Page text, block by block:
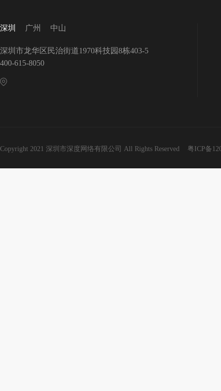
深圳 广州 中山
深圳市龙华区民治街道1970科技园8栋403-5
400-615-8050
Copyright 2021 深圳市深度网络有限公司 All Rights Reserved 粤ICP备